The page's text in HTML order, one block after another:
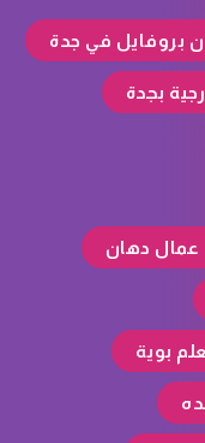
بروفايل في جدة
بجدة
عمال دهان
بوية